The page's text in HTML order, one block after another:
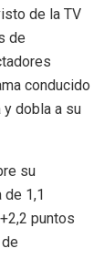
de la TV
de
conducido
y dobla a su
su
de 1,1
puntos